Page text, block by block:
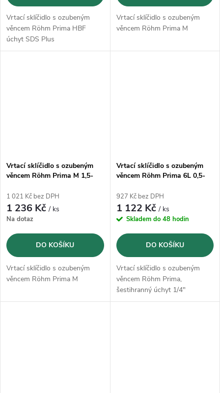
Vrtací sklíčidlo s ozubeným
věncem Röhm Prima HBF
úchyt SDS Plus
Vrtací sklíčidlo s ozubeným
věncem Röhm Prima M
Vrtací sklíčidlo s ozubeným
věncem Röhm Prima M 1,5-
1 021 Kč bez DPH
1 236 Kč/ ks
Na dotaz
DO KOŠÍKU
Vrtací sklíčidlo s ozubeným
věncem Röhm Prima M
Vrtací sklíčidlo s ozubeným
věncem Röhm Prima 6L 0,5-
927 Kč bez DPH
1 122 Kč/ ks
Skladem do 48 hodin
DO KOŠÍKU
Vrtací sklíčidlo s ozubeným
věncem Röhm Prima,
šestihranný úchyt 1/4"